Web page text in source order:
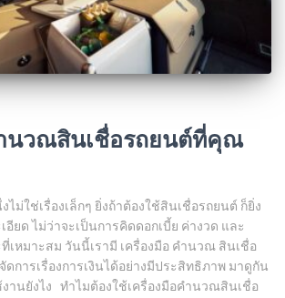
นวณสินเชื่อรถยนต์ที่คุณ
ม่ใช่เรื่องเล็กๆ ยิ่งถ้าต้องใช้สินเชื่อรถยนต์ ก็ยิ่ง
อียด ไม่ว่าจะเป็นการคิดดอกเบี้ย ค่างวด และ
เหมาะสม วันนี้เรามี เครื่องมือ คํานวณ สินเชื่อ
การเรื่องการเงินได้อย่างมีประสิทธิภาพ มาดูกัน
งานยังไง ทำไมต้องใช้เครื่องมือคำนวณสินเชื่อ